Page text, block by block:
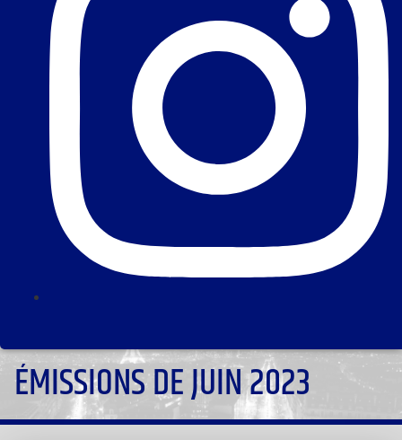
ÉMISSIONS DE JUIN 2023